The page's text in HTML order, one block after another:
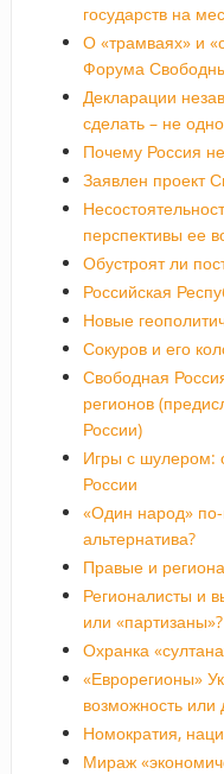
государств на
О «трамваях» и
Форума
Декларации
сделать – не
Почему Россия
Заявлен проект
перспективы ее
Обустроят ли
Российская
Новые
Сокуров и его
Свободная
регионов
России)
Игры с шулером:
России
«Один народ» по-
альтернатива?
Правые и
Регионалисты и
или «партизаны»?
Охранка
«Еврорегионы»
возможность или
Номократия,
Мираж